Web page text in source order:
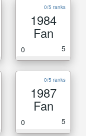
0/5 ranks
1984
Fan
0 5
0/5 ranks
1987
Fan
0 5